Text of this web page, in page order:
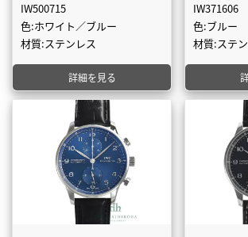
IW500715
色:ホワイト／ブルー
材質:ステンレス
詳細を見る
IW371606
色:ブルー
材質:ステ